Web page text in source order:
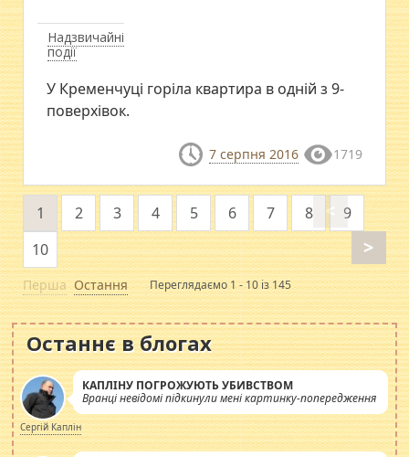
Надзвичайні
події
У Кременчуці горіла квартира в одній з 9-
поверхівок.
7 серпня 2016 1719
Перша
<
1 2 3 4 5 6 7 8
9
10
>
Остання Переглядаємо 1 - 10 із 145
Останнє в блогах
КАПЛІНУ ПОГРОЖУЮТЬ УБИВСТВОМ
Вранці невідомі підкинули мені картинку-попередження
Сергій Каплін